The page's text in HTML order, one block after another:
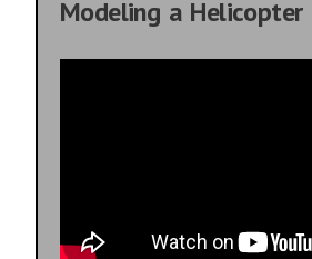
Modeling a Helicopter